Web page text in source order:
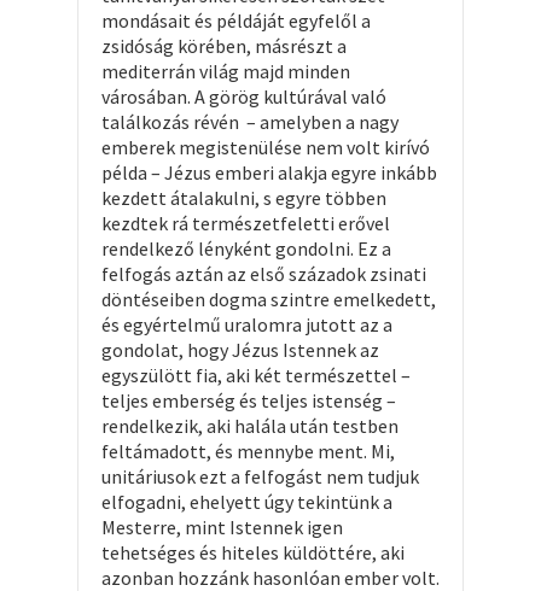
mondásait és példáját egyfelől a
zsidóság körében, másrészt a
mediterrán világ majd minden
városában. A görög kultúrával való
találkozás révén – amelyben a nagy
emberek megistenülése nem volt kirívó
példa – Jézus emberi alakja egyre inkább
kezdett átalakulni, s egyre többen
kezdtek rá természetfeletti erővel
rendelkező lényként gondolni. Ez a
felfogás aztán az első századok zsinati
döntéseiben dogma szintre emelkedett,
és egyértelmű uralomra jutott az a
gondolat, hogy Jézus Istennek az
egyszülött fia, aki két természettel –
teljes emberség és teljes istenség –
rendelkezik, aki halála után testben
feltámadott, és mennybe ment. Mi,
unitáriusok ezt a felfogást nem tudjuk
elfogadni, ehelyett úgy tekintünk a
Mesterre, mint Istennek igen
tehetséges és hiteles küldöttére, aki
azonban hozzánk hasonlóan ember volt.